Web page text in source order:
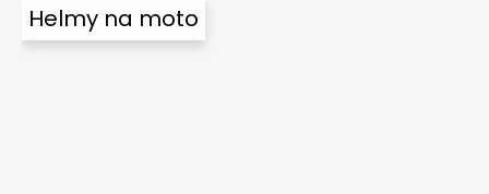
Helmy na moto